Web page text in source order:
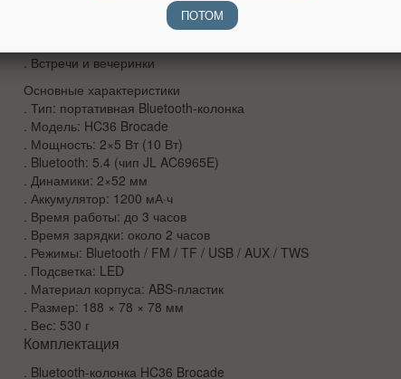
. Встречи и вечеринки
Основные характеристики
. Тип: портативная Bluetooth-колонка
. Модель: HC36 Brocade
. Мощность: 2×5 Вт (10 Вт)
. Bluetooth: 5.4 (чип JL AC6965E)
. Динамики: 2×52 мм
. Аккумулятор: 1200 мА·ч
. Время работы: до 3 часов
. Время зарядки: около 2 часов
. Режимы: Bluetooth / FM / TF / USB / AUX / TWS
. Подсветка: LED
. Материал корпуса: ABS-пластик
. Размер: 188 × 78 × 78 мм
. Вес: 530 г
Комплектация
. Bluetooth-колонка HC36 Brocade
ПОТОМ